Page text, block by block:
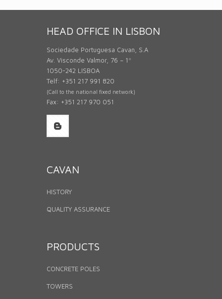
HEAD OFFICE IN LISBON
Sociedade Portuguesa Cavan, S.A
Av. Visconde Valmor, 76 – 1º
1050-242 LISBOA
Telf: +351 217 991 820
(Call to the national fixed network)
Fax: +351 217 970 051
CAVAN
HISTORY
QUALITY ASSURANCE
PRODUCTS
CONCRETE POLES
TOWERS